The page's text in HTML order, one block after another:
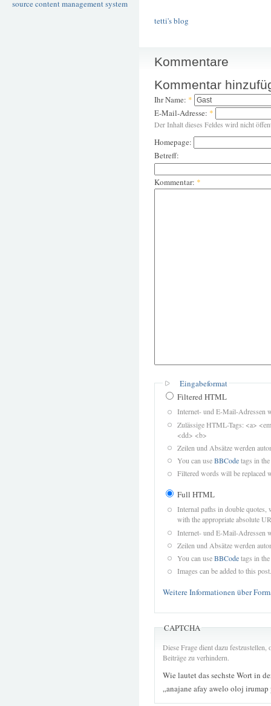
tetti's blog
Kommentare
Kommentar
Ihr Name: *
E-Mail-Adresse: *
Der Inhalt dieses Feldes wird nicht
Homepage:
Betreff:
Kommentar: *
Eingabeformat
Filtered HTML
Internet- und E-Mail-Adressen
Zulässige HTML-Tags: <a>
<dd> <b>
Zeilen und Absätze werden
You can useBBCodetags in
Filtered words will be replaced
Full HTML
Internal paths in double quotes,
with the appropriate absolute
Internet- und E-Mail-Adressen
Zeilen und Absätze werden
You can useBBCodetags in
Images can be added to this post.
Weitere Informationen über
CAPTCHA
Diese Frage dient dazu
Beiträge zu verhindern.
Wie lautet das sechste Wort in
„anajane afay awelo oloj